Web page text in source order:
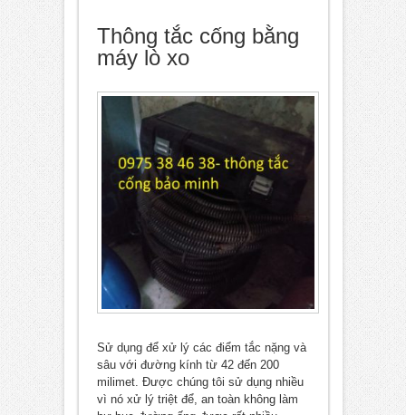
Thông tắc cống bằng
máy lò xo
Sử dụng để xử lý các điểm tắc nặng và
sâu với đường kính từ 42 đến 200
milimet. Được chúng tôi sử dụng nhiều
vì nó xử lý triệt để, an toàn không làm